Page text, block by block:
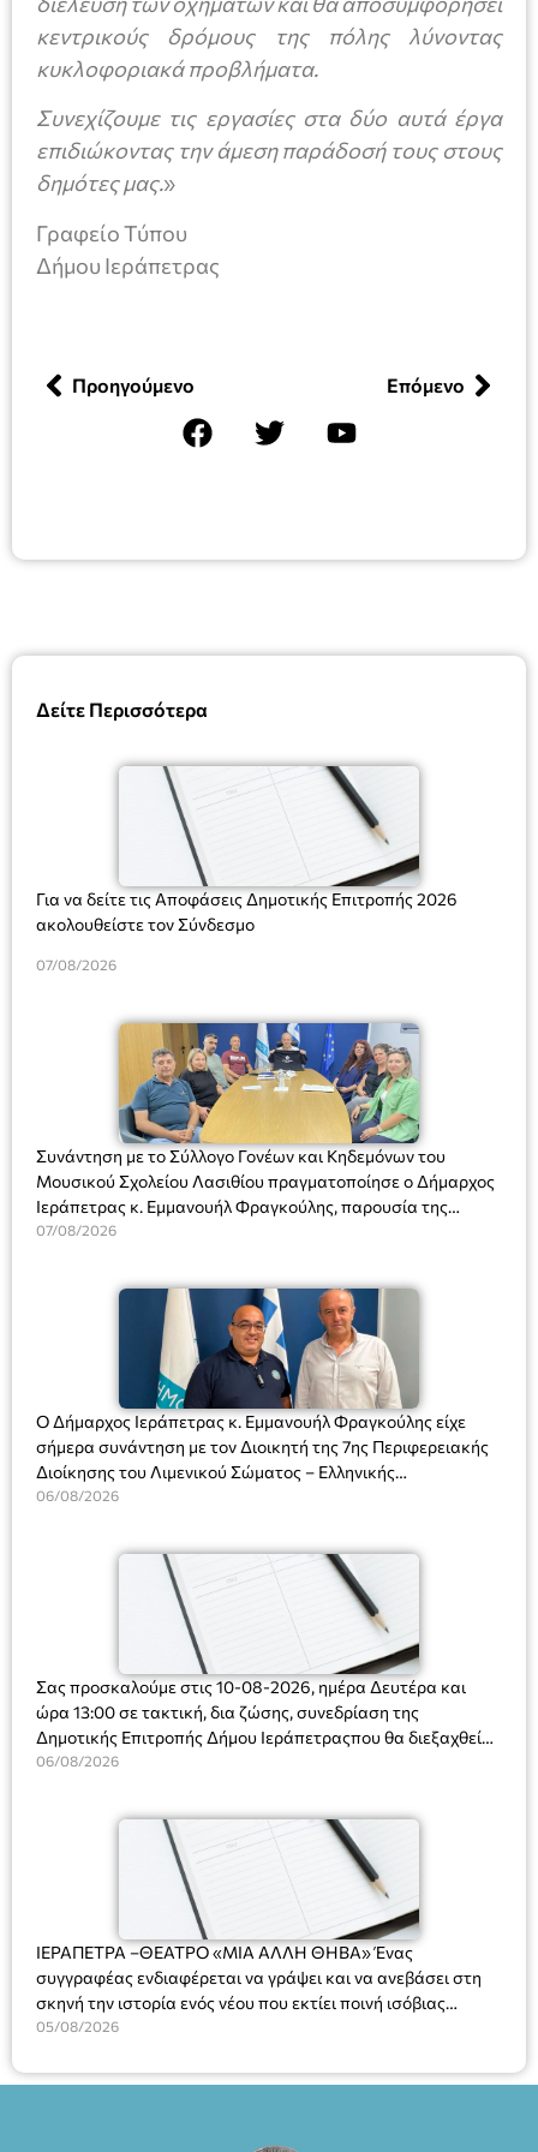
Δείτε Περισσότερα
Για να δείτε τις Αποφάσεις Δημοτικής Επιτροπής 2026
ακολουθείστε τον Σύνδεσμο
07/08/2026
Συνάντηση με το Σύλλογο Γονέων και Κηδεμόνων του
Μουσικού Σχολείου Λασιθίου πραγματοποίησε ο Δήμαρχος
Ιεράπετρας κ. Εμμανουήλ Φραγκούλης, παρουσία της
Διευθύντριας του σχολείου κας Μαριάννας Χαΐτα.
07/08/2026
Ο Δήμαρχος Ιεράπετρας κ. Εμμανουήλ Φραγκούλης είχε
σήμερα συνάντηση με τον Διοικητή της 7ης Περιφερειακής
Διοίκησης του Λιμενικού Σώματος – Ελληνικής
Ακτοφυλακής (Λ.Σ.-ΕΛ.ΑΚΤ.), Αρχιπλοίαρχο Λ.Σ. κ. Ιωάννη
06/08/2026
Σας προσκαλούμε στις 10-08-2026, ημέρα Δευτέρα και
ώρα 13:00 σε τακτική, δια ζώσης, συνεδρίαση της
Δημοτικής Επιτροπής Δήμου Ιεράπετραςπου θα διεξαχθεί
στο Δημοτικό Κατάστημα, Δημοκρατίας 31 στην αίθουσα
και λήψη αποφάσεων στα παρακάτω θέματα:
06/08/2026
ΙΕΡΑΠΕΤΡΑ –ΘΕΑΤΡΟ «ΜΙΑ ΑΛΛΗ ΘΗΒΑ» Ένας
συγγραφέας ενδιαφέρεται να γράψει και να ανεβάσει στη
σκηνή την ιστορία ενός νέου που εκτίει ποινή ισόβιας
κάθειρξης για πατροκτονία. Ένα πολυβραβευμένο έργο για
ασθένεια, τον ερωτισμό. Ένα έργο αινιγματικό, συγκινητικό,
05/08/2026
κεντρικούς δρόμους της πόλης λύνοντας
κυκλοφοριακά προβλήματα.
Συνεχίζουμε τις εργασίες στα δύο αυτά έργα
επιδιώκοντας την άμεση παράδοσή τους στους
δημότες μας.»
Γραφείο Τύπου
Δήμου Ιεράπετρας
Προηγούμενο Επόμενο